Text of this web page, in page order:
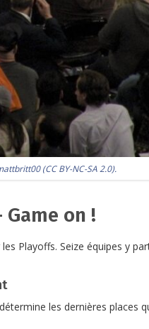
(CC BY-NC-SA 2.0).
on !
Playoffs. Seize équipes y
les dernières places